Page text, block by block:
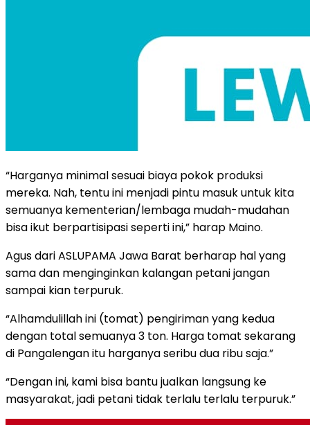
“Harganya minimal sesuai biaya pokok produksi
mereka. Nah, tentu ini menjadi pintu masuk untuk kita
semuanya kementerian/lembaga mudah-mudahan
bisa ikut berpartisipasi seperti ini,” harap Maino.
Agus dari ASLUPAMA Jawa Barat berharap hal yang
sama dan menginginkan kalangan petani jangan
sampai kian terpuruk.
“Alhamdulillah ini (tomat) pengiriman yang kedua
dengan total semuanya 3 ton. Harga tomat sekarang
di Pangalengan itu harganya seribu dua ribu saja.”
“Dengan ini, kami bisa bantu jualkan langsung ke
masyarakat, jadi petani tidak terlalu terlalu terpuruk.”